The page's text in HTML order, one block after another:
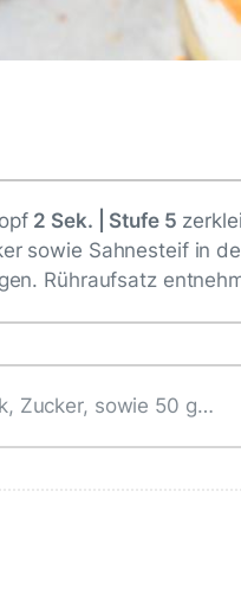
2 Sek. | Stufe 5
sowie Sahnesteif in
Rühraufsatz
Zucker, sowie 50 g…